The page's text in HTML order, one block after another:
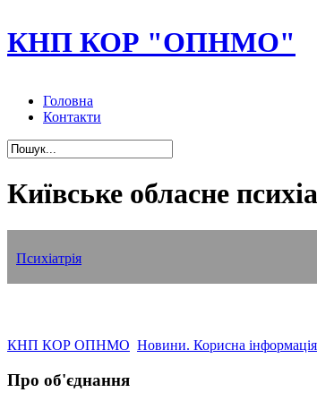
КНП КОР "ОПНМО"
Головна
Контакти
Київське обласне
Психіатрія
Наркологія
Нейрохірургія
Реабілітація
Геронтологічне відділення
КНП КОР ОПНМО Новини. Корисна інформація
Про об'єднання